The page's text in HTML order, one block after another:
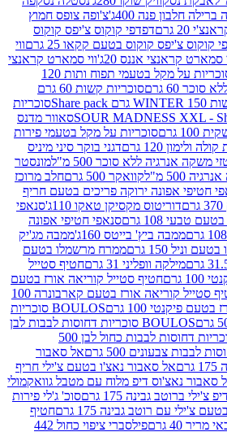
400ג'
צ'ופה צופס חמוץ
דפדפי קוקוס צ'יפס קוקוס
קוקוס בטעם קקאו 25 גרם
ווי
אננס 20ג'
ווי סמארט קראנצי
SKILLS DUO סוכריות על מקל בטעמי תפוח ותות 120
סוכריות קשות 60 גרם
סוכריות
סאוור מדנס
סוכריות על מקל בטעמי פירות
דגני בוקר סיני מיניס
סוכר 500 מ"ל
מונסטר
קוואקר 500 גרם
חלב מרוכז
ירוקה פריכים בטעם חריף
מקסיקן טאקו 110ג'
סנאפי
סנאפי חטיפי אפונה
ביץ' בייטס 160ג'
ממבה מג'יק
ממרח מרשמלו בטעם
וופליני 31 גרם
חטיף סטייל
חטיף סטייל קוריאה אורז בטעם
חטיף סטייל קוריאה אורז בטעם קארבונרה 100
גרם
BOULOS סוכריות
BOULOS סוכריות דחוסות לבבות לבן
BOULOS סוכריות דחוסות לבבות כחול לבן 500
אל סאבור
סאבור נאצ'ו בטעם צ'ילי חריף
דיפ מלוח עם מטבל גוואקמולי
175 גרם
סוכ' ג'לי פירות
גבינה 175 גרם
חטיף
פילסברי ציפוי כחול 442